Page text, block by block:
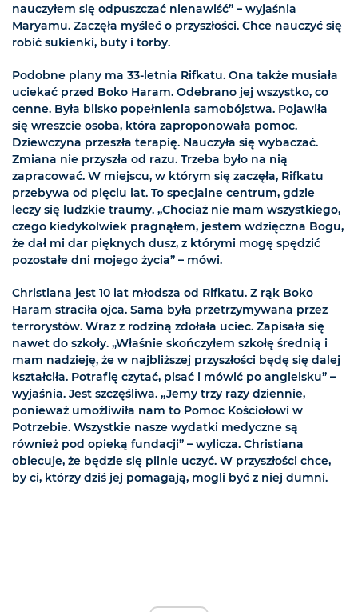
nauczyłem się odpuszczać nienawiść” – wyjaśnia
Maryamu. Zaczęła myśleć o przyszłości. Chce nauczyć się
robić sukienki, buty i torby.
Podobne plany ma 33-letnia Rifkatu. Ona także musiała
uciekać przed Boko Haram. Odebrano jej wszystko, co
cenne. Była blisko popełnienia samobójstwa. Pojawiła
się wreszcie osoba, która zaproponowała pomoc.
Dziewczyna przeszła terapię. Nauczyła się wybaczać.
Zmiana nie przyszła od razu. Trzeba było na nią
zapracować. W miejscu, w którym się zaczęła, Rifkatu
przebywa od pięciu lat. To specjalne centrum, gdzie
leczy się ludzkie traumy. „Chociaż nie mam wszystkiego,
czego kiedykolwiek pragnąłem, jestem wdzięczna Bogu,
że dał mi dar pięknych dusz, z którymi mogę spędzić
pozostałe dni mojego życia” – mówi.
Christiana jest 10 lat młodsza od Rifkatu. Z rąk Boko
Haram straciła ojca. Sama była przetrzymywana przez
terrorystów. Wraz z rodziną zdołała uciec. Zapisała się
nawet do szkoły. „Właśnie skończyłem szkołę średnią i
mam nadzieję, że w najbliższej przyszłości będę się dalej
kształciła. Potrafię czytać, pisać i mówić po angielsku” –
wyjaśnia. Jest szczęśliwa. „Jemy trzy razy dziennie,
ponieważ umożliwiła nam to Pomoc Kościołowi w
Potrzebie. Wszystkie nasze wydatki medyczne są
również pod opieką fundacji” – wylicza. Christiana
obiecuje, że będzie się pilnie uczyć. W przyszłości chce,
by ci, którzy dziś jej pomagają, mogli być z niej dumni.